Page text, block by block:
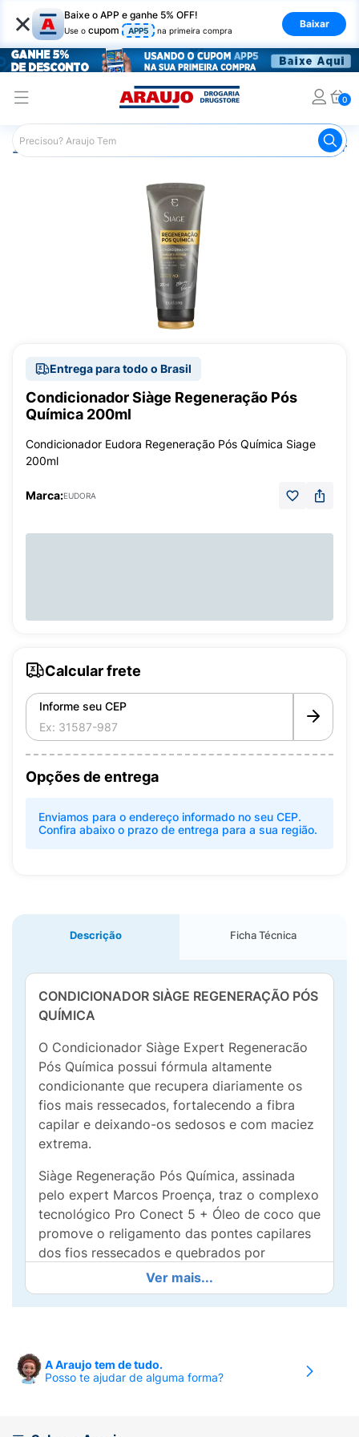
× Baixe o APP e ganhe 5% OFF!
Use o cupom APP5 na primeira compra
Baixar
0
Araujo Cabelo Cabelos
Entrega para todo o Brasil
Condicionador Siàge Regeneração Pós
Química 200ml
Condicionador Eudora Regeneração Pós Química Siage
200ml
Marca:EUDORA
Calcular frete
Informe seu CEP
Opções de entrega
Enviamos para o endereço informado no seu CEP.
Confira abaixo o prazo de entrega para a sua região.
Descrição Ficha Técnica
CONDICIONADOR SIÀGE REGENERAÇÃO PÓS
QUÍMICA
O Condicionador Siàge Expert Regeneracão
Pós Química possui fórmula altamente
condicionante que recupera diariamente os
fios mais ressecados, fortalecendo a fibra
capilar e deixando-os sedosos e com maciez
extrema.
Siàge Regeneração Pós Química, assinada
pelo expert Marcos Proença, traz o complexo
tecnológico Pro Conect 5 + Óleo de coco que
promove o religamento das pontes capilares
dos fios ressecados e quebrados por
agressões químicas.
Resgata os cinco sinais de um cabelo
instantaneamente recuperada.3. Cutículas
reparadas.4. Proteção contra 1.500 passadas
Ver mais...
A Araujo tem de tudo.
Posso te ajudar de alguma forma?